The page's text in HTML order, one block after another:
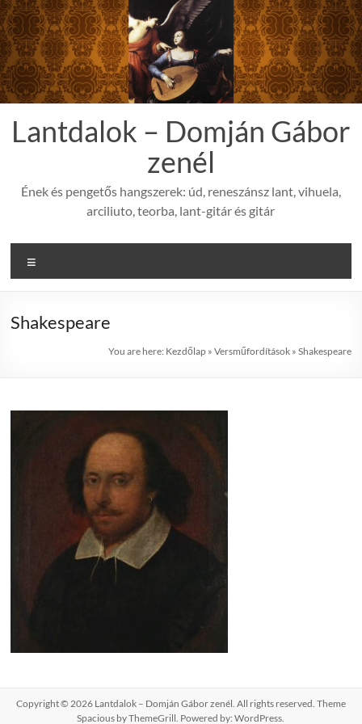
Skip
to
content
Lantdalok – Domján Gábor
zenél
Ének és pengetős hangszerek: úd, reneszánsz lant, vihuela,
arciliuto, teorba, lant-gitár és gitár
Shakespeare
You are here: Kezdőlap» Versműfordítások» Shakespeare
Copyright © 2026 Lantdalok – Domján Gábor zenél. All rights reserved. Theme
Spacious by ThemeGrill. Powered by:WordPress.